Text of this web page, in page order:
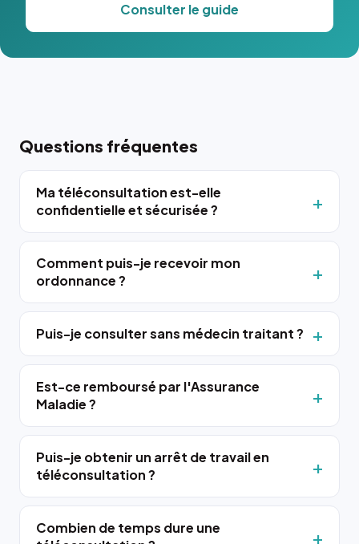
Consulter le guide
Questions fréquentes
Ma téléconsultation est-elle
confidentielle et sécurisée ?
Comment puis-je recevoir mon
ordonnance ?
Puis-je consulter sans médecin traitant ?
Est-ce remboursé par l'Assurance
Maladie ?
Puis-je obtenir un arrêt de travail en
téléconsultation ?
Combien de temps dure une